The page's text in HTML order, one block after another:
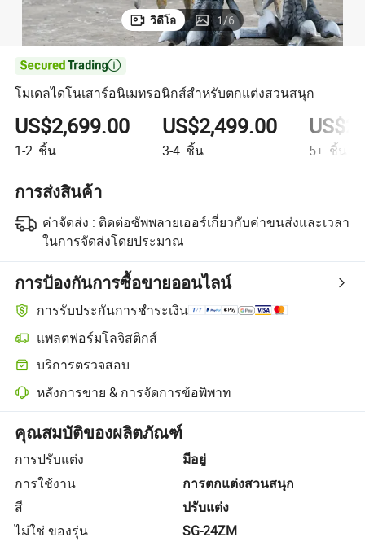
วิดีโอ 1/6

โมเดลไดโนเสาร์อนิเมทรอนิกส์สำหรับตกแต่งสวนสนุก
US$2,699.00
1-2 ชิ้น
US$2,499.00
3-4 ชิ้น 5+ ชิ้น
การส่งสินค้า
ค่าจัดส่ง : ติดต่อซัพพลายเออร์เกี่ยวกับค่าขนส่งและเวลา
ในการจัดส่งโดยประมาณ
การป้องกันการซื้อขายออนไลน์
การรับประกันการชำระเงิน
แพลตฟอร์มโลจิสติกส์
การติดตามการจัดส่งที่ชัดเจนยิ่งขึ้นด้วยการขนส่งที่รองรับโดยแพลตฟอ
บริการตรวจสอบ
การตรวจสอบก่อนการจัดส่งแบบเลือกได้สำหรับการตรวจสอบคุณภาพ
หลังการขาย & การจัดการข้อพิพาท
การแก้ไขข้อพิพาทที่ช่วยโดยแพลตฟอร์ม รวมถึงการคืนเงินหรือการคืน
คุณสมบัติของผลิตภัณฑ์
การปรับแต่ง
มีอยู่
การใช้งาน
การตกแต่งสวนสนุก
สี
ปรับแต่ง
ไม่ใช่ ของรุ่น
SG-24ZM